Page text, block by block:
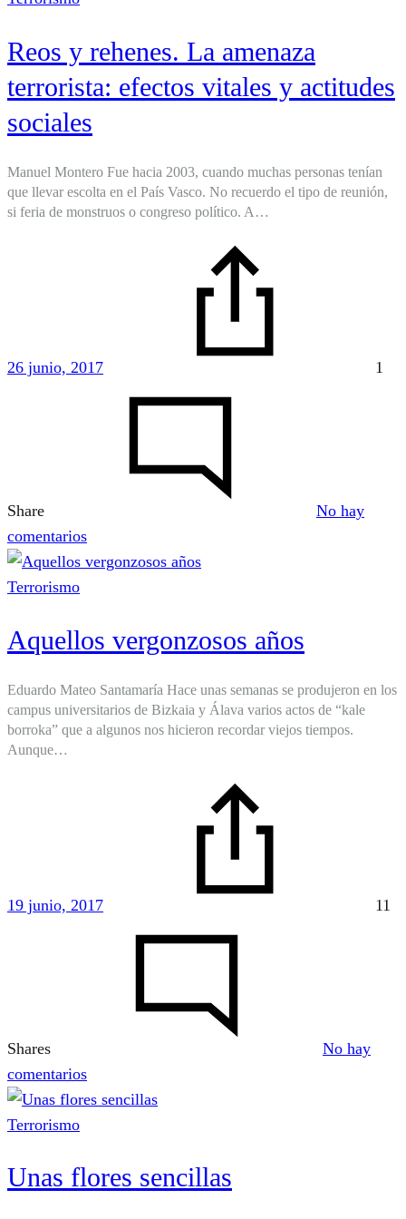
Reos y rehenes. La amenaza
terrorista: efectos vitales y actitudes
sociales
Manuel Montero Fue hacia 2003, cuando muchas personas tenían
que llevar escolta en el País Vasco. No recuerdo el tipo de reunión,
si feria de monstruos o congreso político. A…
26 junio, 2017 1
Share
No hay
comentariosen
Reos
La
terrorista:
efectos
vitales
Terrorismo
Aquellos vergonzosos años
Eduardo Mateo Santamaría Hace unas semanas se produjeron en los
campus universitarios de Bizkaia y Álava varios actos de “kale
borroka” que a algunos nos hicieron recordar viejos tiempos.
Aunque…
19 junio, 2017 11
Shares
No hay
comentariosen
Aquellos
Terrorismo
Unas flores sencillas